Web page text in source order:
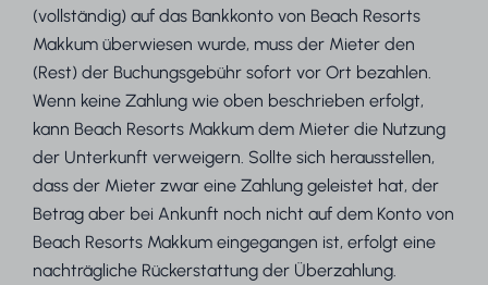
(vollständig) auf das Bankkonto von Beach Resorts
Makkum überwiesen wurde, muss der Mieter den
(Rest) der Buchungsgebühr sofort vor Ort bezahlen.
Wenn keine Zahlung wie oben beschrieben erfolgt,
kann Beach Resorts Makkum dem Mieter die Nutzung
der Unterkunft verweigern. Sollte sich herausstellen,
dass der Mieter zwar eine Zahlung geleistet hat, der
Betrag aber bei Ankunft noch nicht auf dem Konto von
Beach Resorts Makkum eingegangen ist, erfolgt eine
nachträgliche Rückerstattung der Überzahlung.